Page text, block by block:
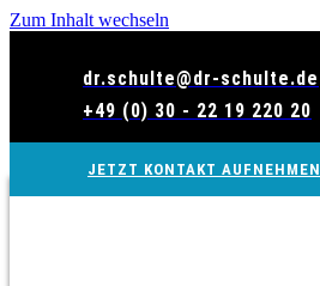
Zum Inhalt wechseln
dr.schulte@dr-schulte.de
+49 (0) 30 - 22 19 220 20
JETZT KONTAKT AUFNEHMEN